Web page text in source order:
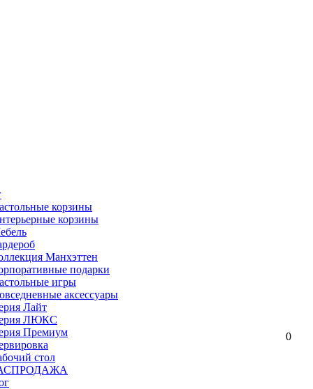
корзины
корзины
Манхэттен
подарки
игры
аксессуары
Лайт
ЛЮКС
Премиум
стол
0